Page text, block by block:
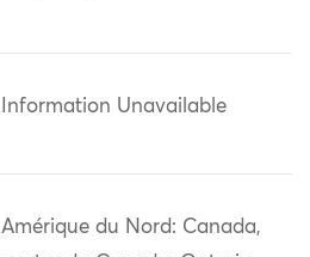
Information Unavailable
Amérique du Nord: Canada,